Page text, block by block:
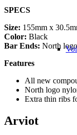
SPECS
Size: 155mm x
Color: Black
Bar Ends: North
Features
All new
North logo
Extra thin ribs
Arviot